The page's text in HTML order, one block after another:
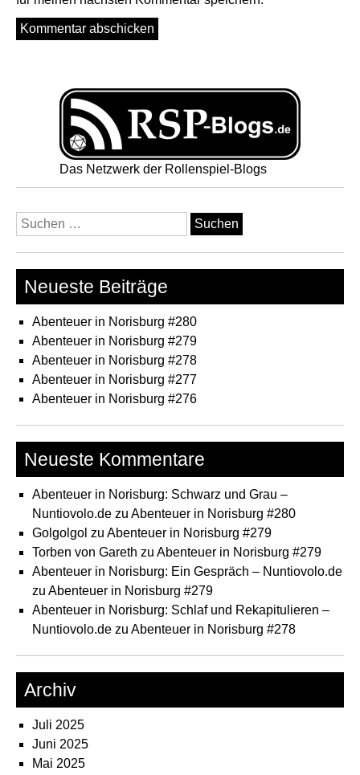
Das Netzwerk der Rollenspiel-Blogs
Suchen
nach:
Neueste Beiträge
Abenteuer in Norisburg #280
Abenteuer in Norisburg #279
Abenteuer in Norisburg #278
Abenteuer in Norisburg #277
Abenteuer in Norisburg #276
Neueste Kommentare
Abenteuer in Norisburg: Schwarz und Grau –
Nuntiovolo.de zu Abenteuer in Norisburg #280
Golgolgol zu Abenteuer in Norisburg #279
Torben von Gareth zu Abenteuer in Norisburg #279
Abenteuer in Norisburg: Ein Gespräch – Nuntiovolo.de
zu Abenteuer in Norisburg #279
Abenteuer in Norisburg: Schlaf und Rekapitulieren –
Nuntiovolo.de zu Abenteuer in Norisburg #278
Archiv
Juli 2025
Juni 2025
Mai 2025